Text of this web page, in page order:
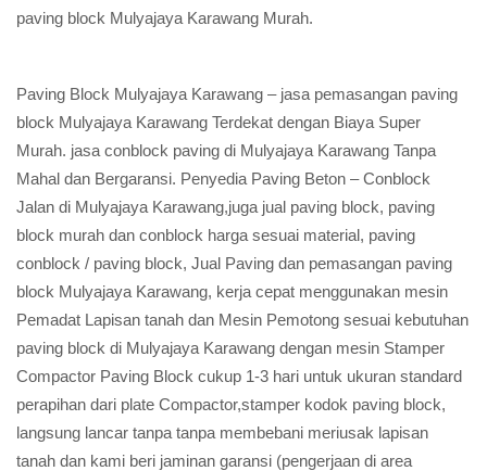
paving block Mulyajaya Karawang Murah.
Paving Block Mulyajaya Karawang – jasa pemasangan paving
block Mulyajaya Karawang Terdekat dengan Biaya Super
Murah. jasa conblock paving di Mulyajaya Karawang Tanpa
Mahal dan Bergaransi. Penyedia Paving Beton – Conblock
Jalan di Mulyajaya Karawang,juga jual paving block, paving
block murah dan conblock harga sesuai material, paving
conblock / paving block, Jual Paving dan pemasangan paving
block Mulyajaya Karawang, kerja cepat menggunakan mesin
Pemadat Lapisan tanah dan Mesin Pemotong sesuai kebutuhan
paving block di Mulyajaya Karawang dengan mesin Stamper
Compactor Paving Block cukup 1-3 hari untuk ukuran standard
perapihan dari plate Compactor,stamper kodok paving block,
langsung lancar tanpa tanpa membebani meriusak lapisan
tanah dan kami beri jaminan garansi (pengerjaan di area